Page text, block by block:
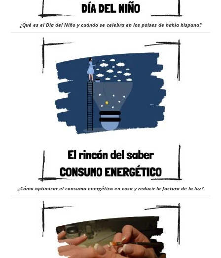
¿Qué es el Día del Niño y cuándo se celebra en los países de habla hispana?
¿Cómo optimizar el consumo energético en casa y reducir la factura de la luz?